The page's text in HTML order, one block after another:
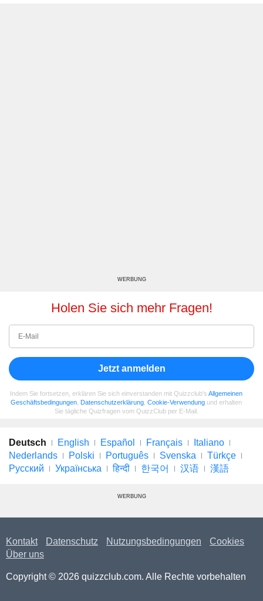
WERBUNG
Holen Sie sich mehr Fragen!
Jetzt anmelden
Indem Sie fortsetzen, erklären Sie sich einverstanden mit Quizzclub's Allgemeinen
Geschäftsbedingungen Datenschutzerklärung Cookie-Verwendung und erhalten
Sie tägliche Quizfragen vom QuizzClub per E-Mail.
Deutsch English Español Français
Italiano
Nederlands
Polski Português Svenska
Türkçe
Русский
Українська हिन्दी 한국어 汉语 漢語
WERBUNG
Kontakt Datenschutz Nutzungsbedingungen
Cookies
Über uns
Copyright © 2026 quizzclub.com. Alle Rechte vorbehalten